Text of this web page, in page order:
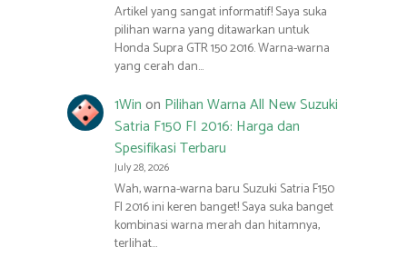
Artikel yang sangat informatif! Saya suka
pilihan warna yang ditawarkan untuk
Honda Supra GTR 150 2016. Warna-warna
yang cerah dan…
1Winon Pilihan Warna All New Suzuki
Satria F150 FI 2016: Harga dan
Spesifikasi Terbaru
July 28, 2026
Wah, warna-warna baru Suzuki Satria F150
FI 2016 ini keren banget! Saya suka banget
kombinasi warna merah dan hitamnya,
terlihat…